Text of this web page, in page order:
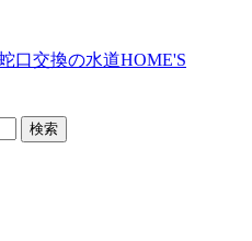
口交換の水道HOME'S